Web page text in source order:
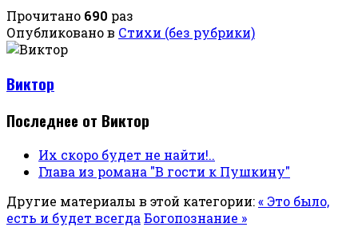
Прочитано 690 раз
Опубликовано в Стихи (без рубрики)
Виктор
Последнее от Виктор
Их скоро будет не найти!..
Глава из романа "В гости к Пушкину"
Другие материалы в этой категории:« Это было,
есть и будет всегда Богопознание »